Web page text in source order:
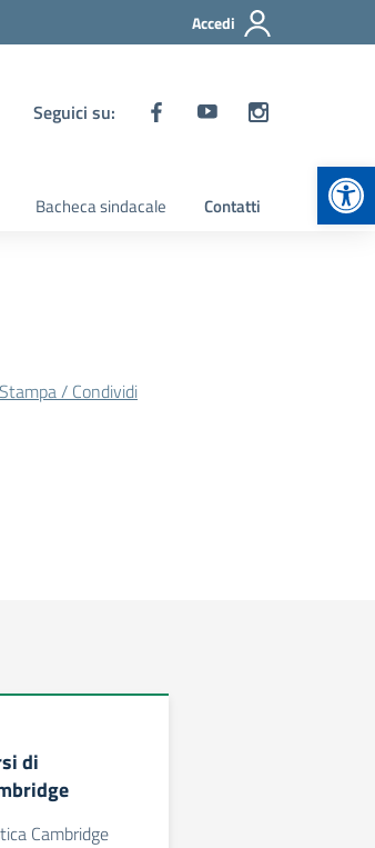
Accedi
Seguici su:
Bacheca sindacale Contatti
Stampa / Condividi
di
Cambridge